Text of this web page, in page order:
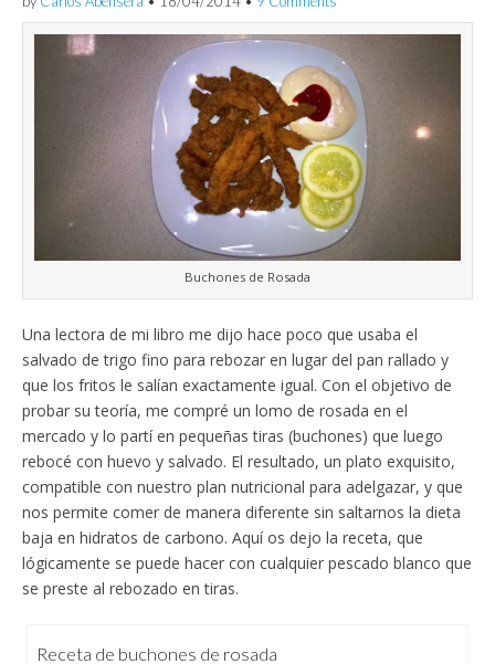
Buchones de Rosada
Una lectora de mi libro me dijo hace poco que usaba el
salvado de trigo fino para rebozar en lugar del pan rallado y
que los fritos le salían exactamente igual. Con el objetivo de
probar su teoría, me compré un lomo de rosada en el
mercado y lo partí en pequeñas tiras (buchones) que luego
rebocé con huevo y salvado. El resultado, un plato exquisito,
compatible con nuestro plan nutricional para adelgazar, y que
nos permite comer de manera diferente sin saltarnos la dieta
baja en hidratos de carbono. Aquí os dejo la receta, que
lógicamente se puede hacer con cualquier pescado blanco que
se preste al rebozado en tiras.
Receta de buchones de rosada